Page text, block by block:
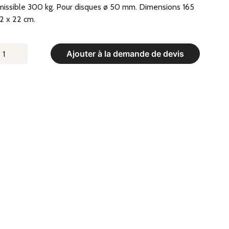
300 kg. Pour disques ø 50 mm. Dimensions 165
x 22 cm.
Ajouter à la demande de devis